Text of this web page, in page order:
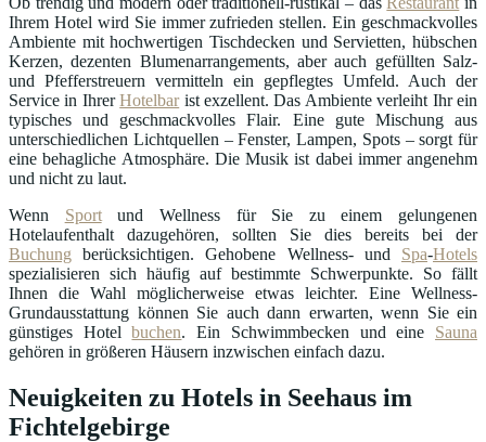
Ihrem Hotel wird Sie immer zufrieden stellen. Ein geschmackvolles
Ambiente mit hochwertigen Tischdecken und Servietten, hübschen
Kerzen, dezenten Blumenarrangements, aber auch gefüllten Salz-
und Pfefferstreuern vermitteln ein gepflegtes Umfeld. Auch der
Service in IhrerHotelbarist exzellent. Das Ambiente verleiht Ihr ein
typisches und geschmackvolles Flair. Eine gute Mischung aus
unterschiedlichen Lichtquellen – Fenster, Lampen, Spots – sorgt für
eine behagliche Atmosphäre. Die Musik ist dabei immer angenehm
und nicht zu laut.
Wenn Sportund Wellness für Sie zu einem gelungenen
Hotelaufenthalt dazugehören, sollten Sie dies bereits bei der
Buchung berücksichtigen. Gehobene Wellness- und Spa-Hotels
spezialisieren sich häufig auf bestimmte Schwerpunkte. So fällt
Ihnen die Wahl möglicherweise etwas leichter. Eine Wellness-
Grundausstattung können Sie auch dann erwarten, wenn Sie ein
günstiges Hotelbuchen. Ein Schwimmbecken und eine Sauna
gehören in größeren Häusern inzwischen einfach dazu.
Neuigkeiten zu Hotels in Seehaus im
Fichtelgebirge